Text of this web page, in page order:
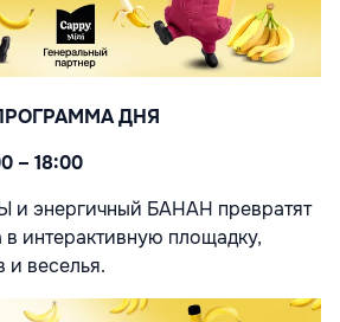
ДНЯ
– 18:00
энергичный БАНАН превратят
интерактивную площадку,
и веселья.